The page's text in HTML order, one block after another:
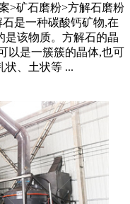
>矿石磨粉>方解石磨粉
是一种碳酸钙矿物,在
是该物质。方解石的晶
以是一簇簇的晶体,也可
状、土状等 ...